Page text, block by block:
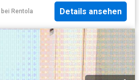
bei Rentola Details ansehen